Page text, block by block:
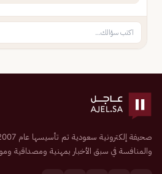
والمنافسة في سبق الأخبار بمهنية ومصداقية